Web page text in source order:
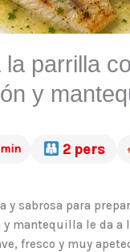
la parrilla
y
2 pers
y sabrosa para
y mantequilla le da a
fresco y muy